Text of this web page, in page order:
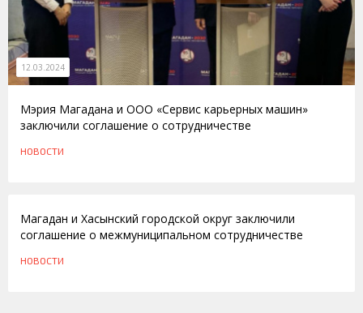
12.03.2024
Мэрия Магадана и ООО «Сервис карьерных машин»
заключили соглашение о сотрудничестве
НОВОСТИ
Магадан и Хасынский городской округ заключили
соглашение о межмуниципальном сотрудничестве
НОВОСТИ